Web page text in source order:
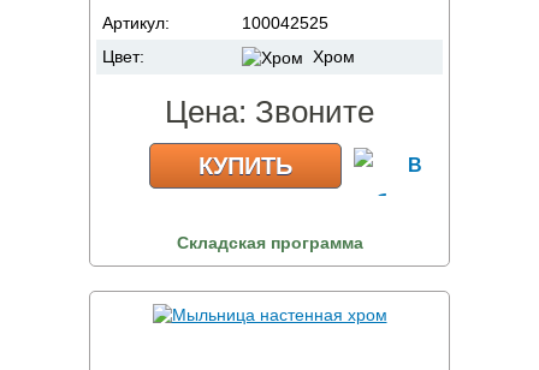
Артикул:
100042525
Цвет:
Хром
Цена: Звоните
КУПИТЬ
Складская программа